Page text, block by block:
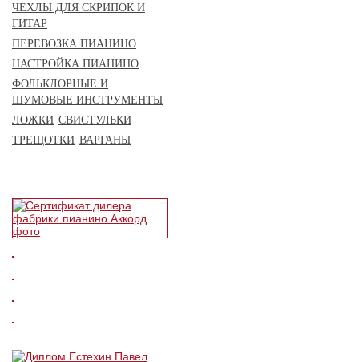
ЧЕХЛЫ ДЛЯ СКРИПОК И
ГИТАР
ПЕРЕВОЗКА ПИАНИНО
НАСТРОЙКА ПИАНИНО
ФОЛЬКЛОРНЫЕ И
ШУМОВЫЕ ИНСТРУМЕНТЫ
ЛОЖКИ СВИСТУЛЬКИ
ТРЕЩОТКИ ВАРГАНЫ